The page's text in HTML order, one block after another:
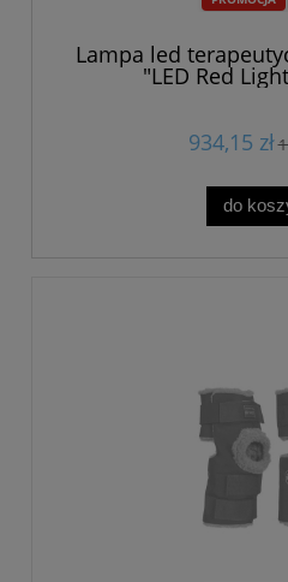
Lampa led
"LED Red
934,15 zł
do